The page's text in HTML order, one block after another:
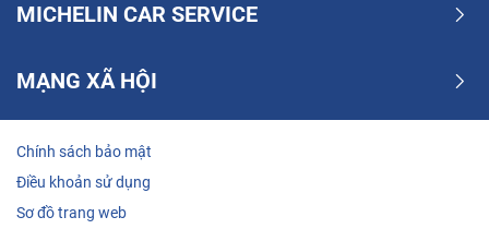
MICHELIN CAR SERVICE
MẠNG XÃ HỘI
Chính sách bảo mật
Điều khoản sử dụng
Sơ đồ trang web